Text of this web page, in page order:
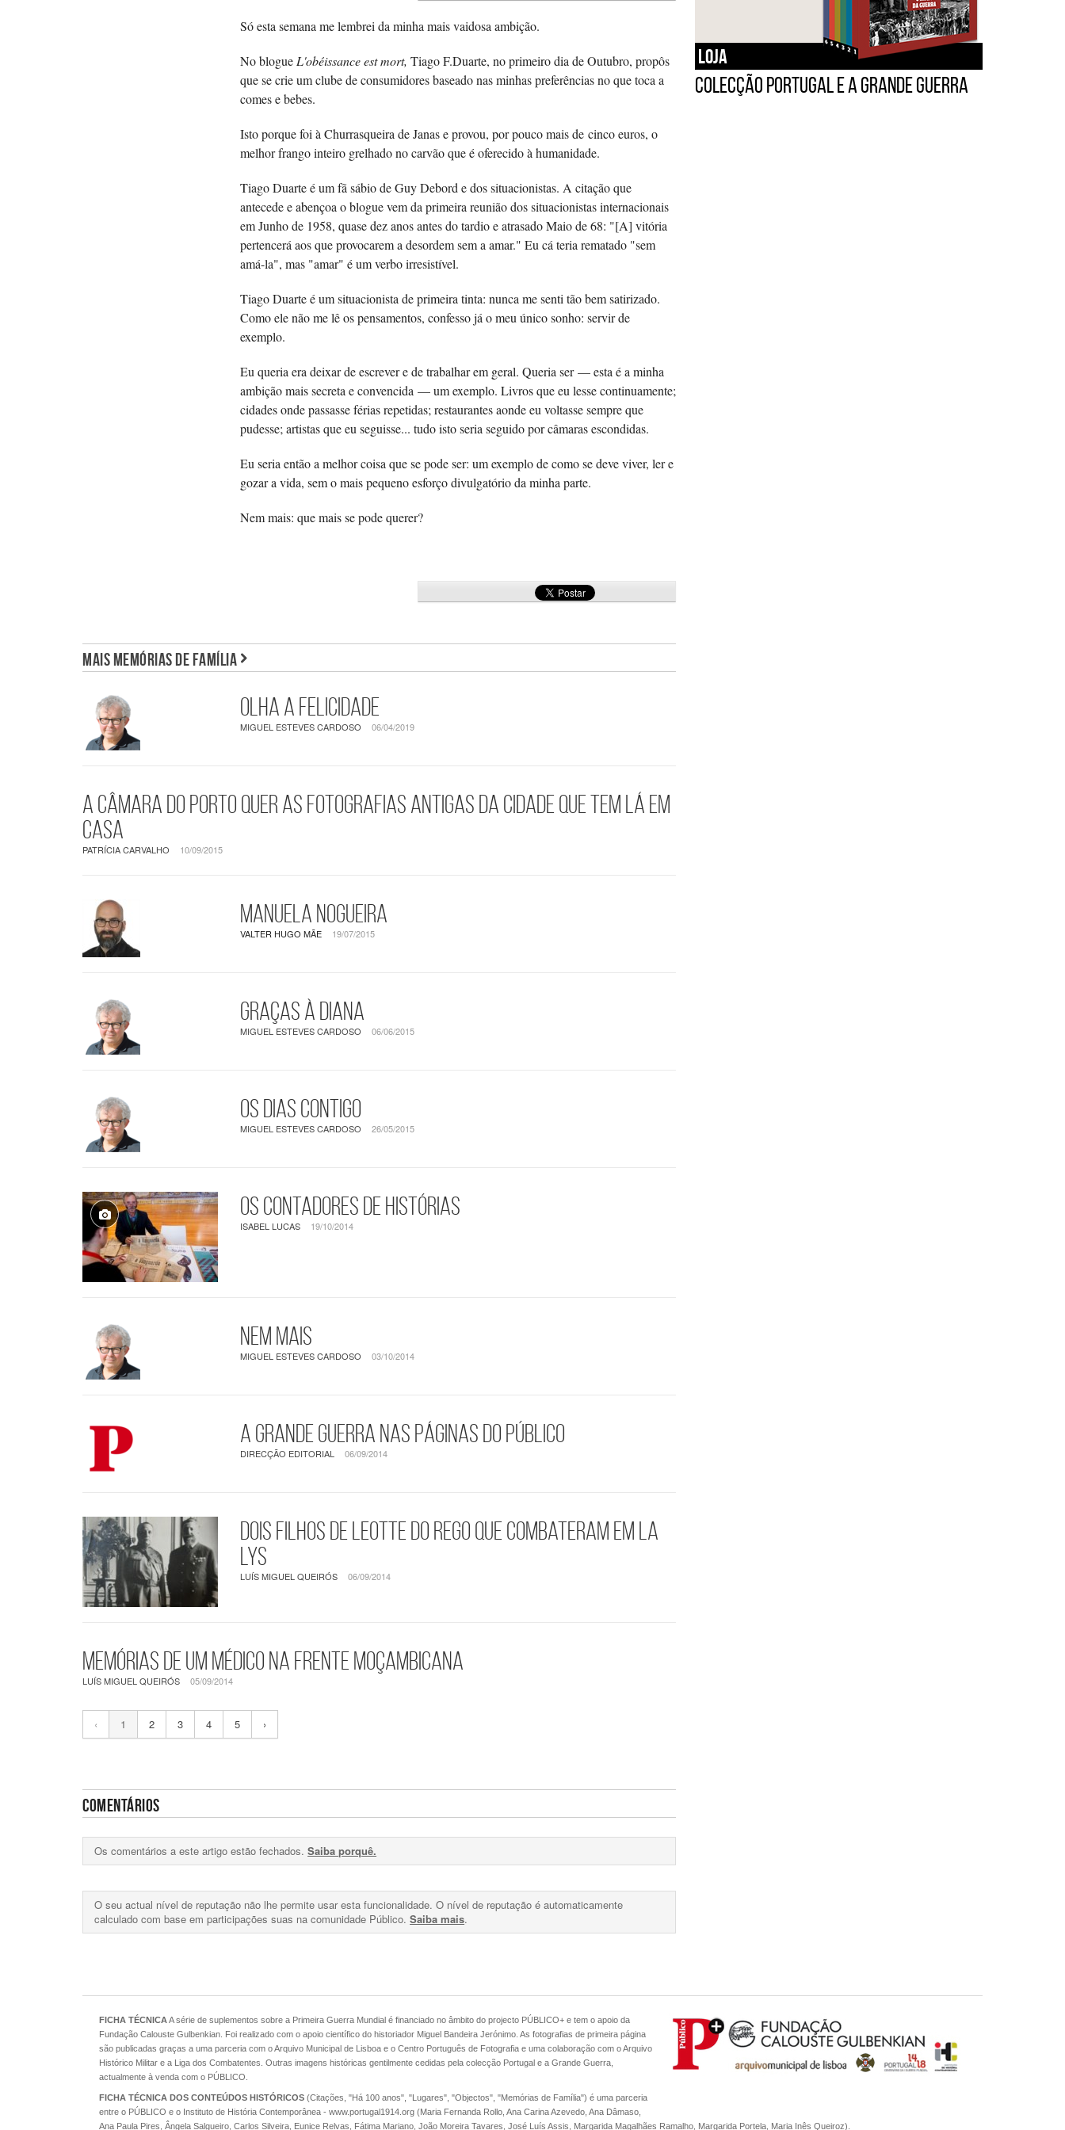
Só esta semana me lembrei da minha mais vaidosa ambição.
No blogue L'obéissance est mort,Tiago F.Duarte, no primeiro dia de Outubro, propôs
que se crie um clube de consumidores baseado nas minhas preferências no que toca a
comes e bebes.
Isto porque foi à Churrasqueira de Janas e provou, por pouco mais de cinco euros, o
melhor frango inteiro grelhado no carvão que é oferecido à humanidade.
Tiago Duarte é um fã sábio de Guy Debord e dos situacionistas. A citação que
antecede e abençoa o blogue vem da primeira reunião dos situacionistas internacionais
em Junho de 1958, quase dez anos antes do tardio e atrasado Maio de 68: "[A] vitória
pertencerá aos que provocarem a desordem sem a amar." Eu cá teria rematado "sem
amá-la", mas "amar" é um verbo irresistível.
Tiago Duarte é um situacionista de primeira tinta: nunca me senti tão bem satirizado.
Como ele não me lê os pensamentos, confesso já o meu único sonho: servir de
exemplo.
Eu queria era deixar de escrever e de trabalhar em geral. Queria ser — esta é a minha
ambição mais secreta e convencida — um exemplo. Livros que eu lesse continuamente;
cidades onde passasse férias repetidas; restaurantes aonde eu voltasse sempre que
pudesse; artistas que eu seguisse... tudo isto seria seguido por câmaras escondidas.
Eu seria então a melhor coisa que se pode ser: um exemplo de como se deve viver, ler e
gozar a vida, sem o mais pequeno esforço divulgatório da minha parte.
Nem mais: que mais se pode querer?
MAIS MEMÓRIAS DE FAMÍLIA
Olha a felicidade
MIGUEL ESTEVES CARDOSO 06/04/2019
A Câmara do Porto quer as fotografias antigas da cidade que tem lá em
casa
PATRÍCIA CARVALHO 10/09/2015
Manuela Nogueira
VALTER HUGO MÃE 19/07/2015
Graças à Diana
MIGUEL ESTEVES CARDOSO 06/06/2015
Os dias contigo
MIGUEL ESTEVES CARDOSO 26/05/2015
Os contadores de histórias
ISABEL LUCAS 19/10/2014
Nem mais
MIGUEL ESTEVES CARDOSO 03/10/2014
A Grande Guerra nas páginas do PÚBLICO
DIRECÇÃO EDITORIAL 06/09/2014
Dois filhos de Leotte do Rego que combateram em La
Lys
LUÍS MIGUEL QUEIRÓS 06/09/2014
Memórias de um médico na frente moçambicana
LUÍS MIGUEL QUEIRÓS 05/09/2014
‹ 1 2 3 4 5 ›
COMENTÁRIOS
Os comentários a este artigo estão fechados.Saiba porquê.
O seu actual nível de reputação não lhe permite usar esta funcionalidade. O nível de reputação é automaticamente
calculado com base em participações suas na comunidade Público.Saiba mais.
LOJA
Colecção Portugal e a Grande Guerra
FICHA TÉCNICA A série de suplementos sobre a Primeira Guerra Mundial é financiado no âmbito do projecto PÚBLICO+ e tem o apoio da
Fundação Calouste Gulbenkian. Foi realizado com o apoio científico do historiador Miguel Bandeira Jerónimo. As fotografias de primeira página
são publicadas graças a uma parceria com o Arquivo Municipal de Lisboa e o Centro Português de Fotografia e uma colaboração com o Arquivo
Histórico Militar e a Liga dos Combatentes. Outras imagens históricas gentilmente cedidas pela colecção Portugal e a Grande Guerra,
actualmente à venda com o PÚBLICO.
FICHA TÉCNICA DOS CONTEÚDOS HISTÓRICOS (Citações, "Há 100 anos", "Lugares", "Objectos", "Memórias de Família") é uma parceria
entre o PÚBLICO e o Instituto de História Contemporânea - www.portugal1914.org (Maria Fernanda Rollo, Ana Carina Azevedo, Ana Dâmaso,
Ana Paula Pires, Ângela Salgueiro, Carlos Silveira, Eunice Relvas, Fátima Mariano, João Moreira Tavares, José Luís Assis, Margarida Magalhães Ramalho, Margarida Portela, Maria Inês Queiroz).